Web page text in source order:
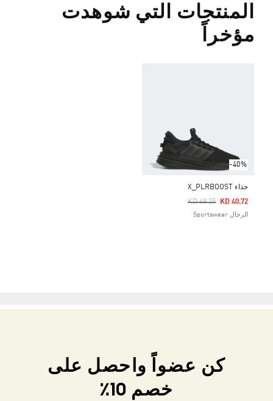
المنتجات التي شوهدت
مؤخراً
-40%
حذاء X_PLRBOOST
Price Reduced From
KD 68.25
To KD 40.72
الرجال Sportswear
كن عضواً واحصل على
خصم 10٪